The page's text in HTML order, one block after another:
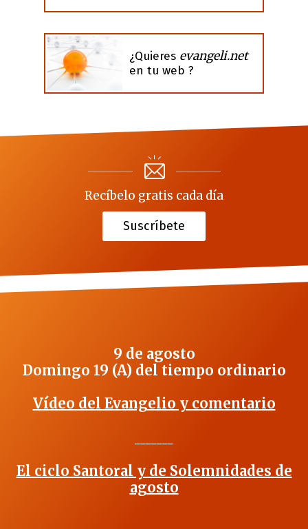
¿Quieres evangeli.net
en tu web ?
Recíbelo gratis cada día
Suscríbete
9 de agosto
Domingo 19 (A) del tiempo ordinario
Vídeo del Evangelio y comentario
El ciclo Santoral y de Solemnidades de
agosto